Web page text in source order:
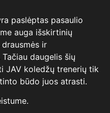
paslėptas pasaulio
auga išskirtinių
ir
daugelis šių
JAV koledžų trenerių tik
būdo juos atrasti.